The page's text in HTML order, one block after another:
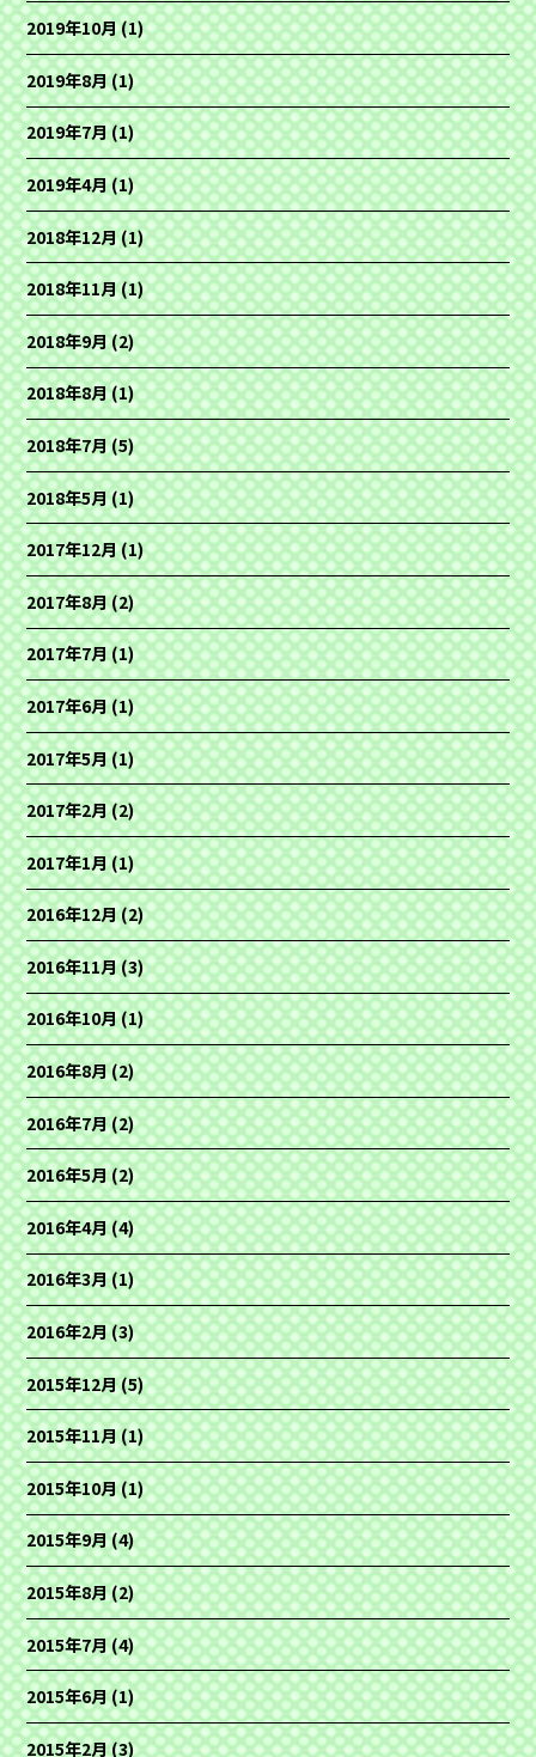
2019年10月(1)
2019年8月(1)
2019年7月(1)
2019年4月(1)
2018年12月(1)
2018年11月(1)
2018年9月(2)
2018年8月(1)
2018年7月(5)
2018年5月(1)
2017年12月(1)
2017年8月(2)
2017年7月(1)
2017年6月(1)
2017年5月(1)
2017年2月(2)
2017年1月(1)
2016年12月(2)
2016年11月(3)
2016年10月(1)
2016年8月(2)
2016年7月(2)
2016年5月(2)
2016年4月(4)
2016年3月(1)
2016年2月(3)
2015年12月(5)
2015年11月(1)
2015年10月(1)
2015年9月(4)
2015年8月(2)
2015年7月(4)
2015年6月(1)
2015年2月(3)